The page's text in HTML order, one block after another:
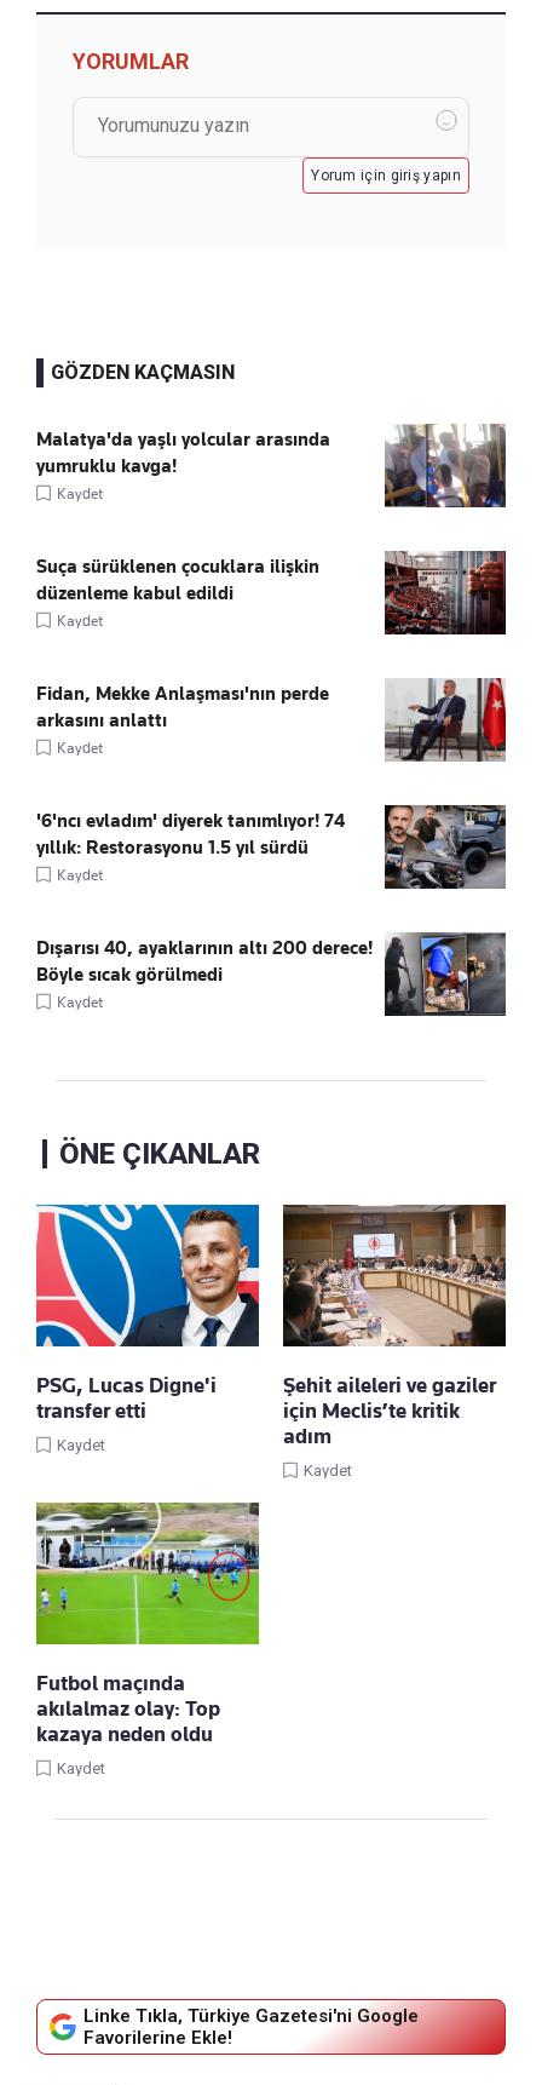
YORUMLAR
Yorum için giriş yapın
GÖZDEN KAÇMASIN
Malatya'da yaşlı yolcular arasında
yumruklu kavga!
Kaydet
Suça sürüklenen çocuklara ilişkin
düzenleme kabul edildi
Kaydet
Fidan, Mekke Anlaşması'nın perde
arkasını anlattı
Kaydet
'6'ncı evladım' diyerek tanımlıyor! 74
yıllık: Restorasyonu 1.5 yıl sürdü
Kaydet
Dışarısı 40, ayaklarının altı 200 derece!
Böyle sıcak görülmedi
Kaydet
ÖNE ÇIKANLAR
PSG, Lucas Digne'i
transfer etti
Kaydet
Şehit aileleri ve gaziler
için Meclis’te kritik
adım
Kaydet
Futbol maçında
akılalmaz olay: Top
kazaya neden oldu
Kaydet
Linke Tıkla, Türkiye Gazetesi'ni Google
Favorilerine Ekle!